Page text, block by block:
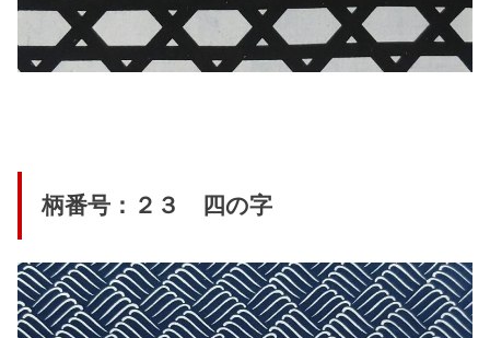
柄番号：２３ 四の字